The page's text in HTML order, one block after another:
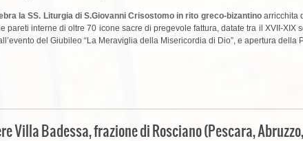
la SS. Liturgia di S.Giovanni Crisostomo in rito greco-bizantinoarricchita
interne di oltre 70 icone sacre di pregevole fattura, datate tra il XVII-XIX
del Giubileo “La Meraviglia della Misericordia di Dio”, e apertura della
Villa Badessa, frazione di Rosciano (Pescara,